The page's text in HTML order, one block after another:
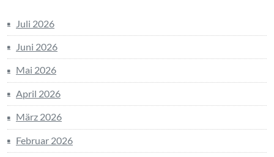
Juli 2026
Juni 2026
Mai 2026
April 2026
März 2026
Februar 2026